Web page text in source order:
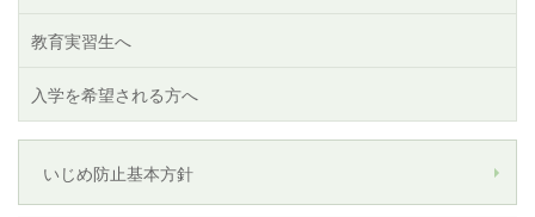
教育実習生へ
入学を希望される方へ
いじめ防止基本方針